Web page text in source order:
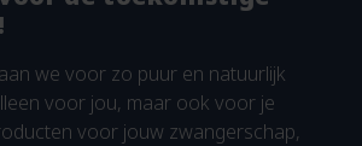
we voor zo puur en natuurlijk
voor jou, maar ook voor je
voor jouw zwangerschap,